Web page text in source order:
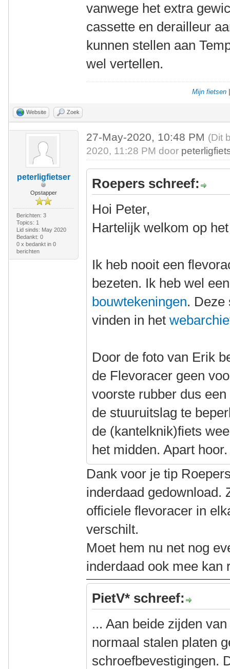
vanwege het extra
cassette en derailleur
kunnen stellen aan
wel vertellen.
Mijn fietsen
Website Zoek
peterligfietser
Opstapper
Berichten: 3
Topics: 1
Lid sinds: May 2020
Bedankt: 0
0 x bedankt in 0
berichten
27-May-2020, 10:48 PM (Dit
2020, 11:28 PM door
Roepers schreef:
Hoi Peter,
Hartelijk welkom op
Ik heb nooit een
bezeten. Ik heb wel
bouwtekeningen. Deze
vinden in het
Door de foto van Erik
de Flevoracer geen
voorste rubber dus
de stuuruitslag te
de (kantelknik)fiets
het midden. Apart hoor.
Dank voor je tip
inderdaad gedownload.
officiele flevoracer in
verschilt.
Moet hem nu net nog
inderdaad ook mee kan
PietV* schreef:
... Aan beide zijden
normaal stalen platen
schroefbevestigingen.